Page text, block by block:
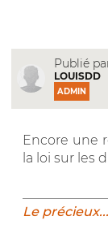
Publié
LOUISDD
ADMIN
Encore une
la loi sur les
Le précieux...